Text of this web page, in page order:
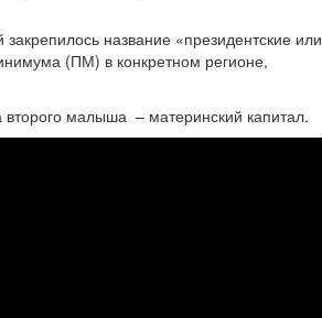
название «президентские или
(ПМ) в конкретном регионе,
малыша – материнский капитал.